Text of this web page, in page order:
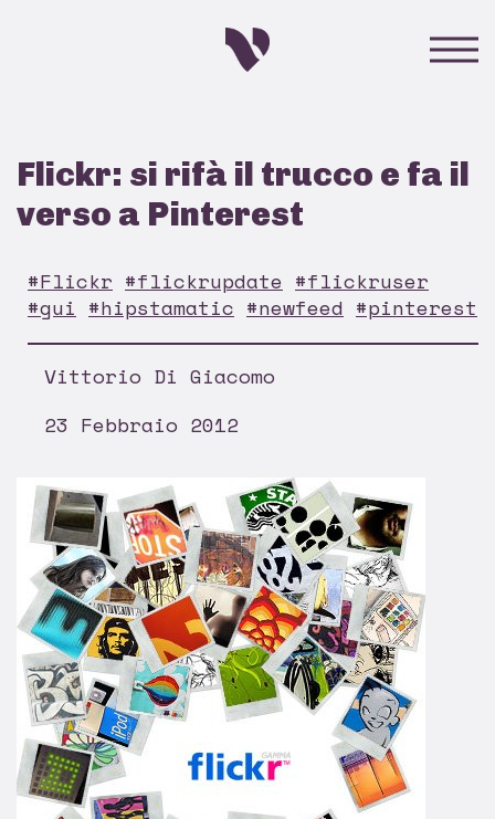
Flickr: si rifà il trucco e fa il
verso a Pinterest
#Flickr #flickrupdate #flickruser
#gui #hipstamatic #newfeed #pinterest
Vittorio Di Giacomo
23 Febbraio 2012